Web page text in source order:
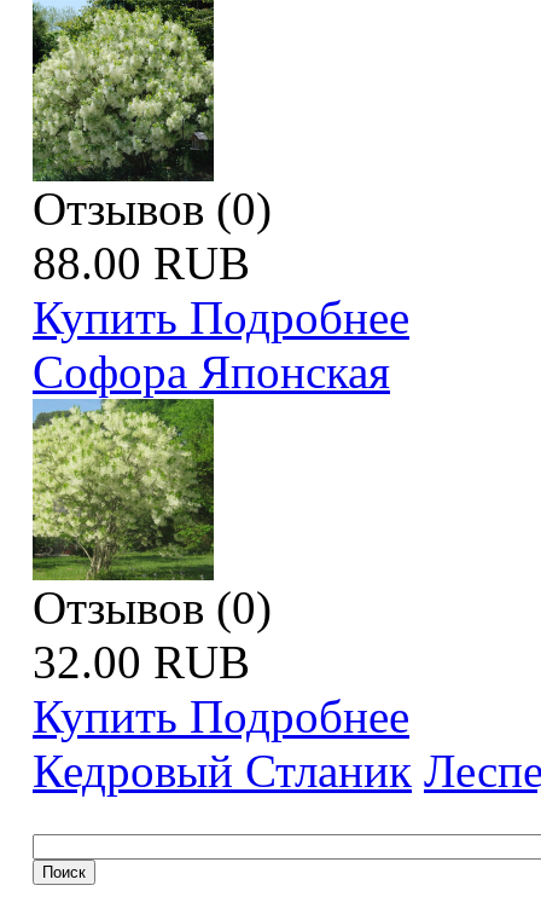
Отзывов (0)
88.00 RUB
Купить Подробнее
Софора Японская
Отзывов (0)
32.00 RUB
Купить Подробнее
Кедровый Стланик